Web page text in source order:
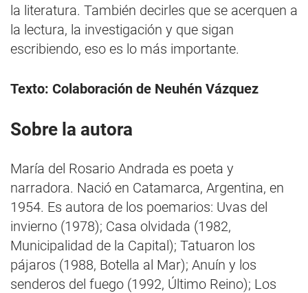
la literatura. También decirles que se acerquen a
la lectura, la investigación y que sigan
escribiendo, eso es lo más importante.
Texto: Colaboración de Neuhén Vázquez
Sobre la autora
María del Rosario Andrada es poeta y
narradora. Nació en Catamarca, Argentina, en
1954. Es autora de los poemarios: Uvas del
invierno (1978); Casa olvidada (1982,
Municipalidad de la Capital); Tatuaron los
pájaros (1988, Botella al Mar); Anuín y los
senderos del fuego (1992, Último Reino); Los